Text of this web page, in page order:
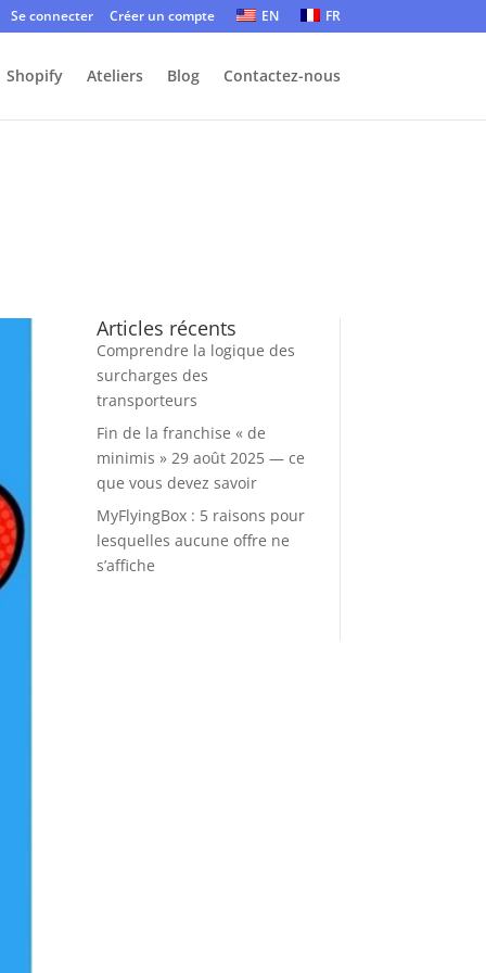
Se connecter Créer un compte EN FR
Shopify Ateliers Blog Contactez-nous
Articles récents
Comprendre la logique des
surcharges des
transporteurs
Fin de la franchise « de
minimis » 29 août 2025 — ce
que vous devez savoir
MyFlyingBox : 5 raisons pour
lesquelles aucune offre ne
s’affiche